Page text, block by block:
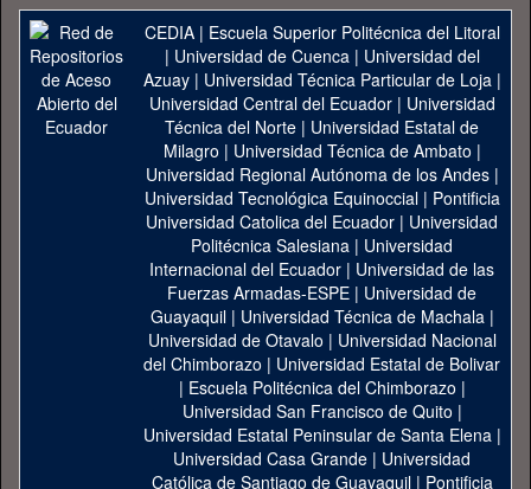
CEDIA| Escuela Superior Politécnica del Litoral
| Universidad de Cuenca| Universidad del
Azuay| Universidad Técnica Particular de Loja|
Universidad Central del Ecuador| Universidad
Técnica del Norte | Universidad Estatal de
Milagro | Universidad Técnica de Ambato |
Universidad Regional Autónoma de los Andes|
Universidad Tecnológica Equinoccial| Pontificia
Universidad Catolica del Ecuador | Universidad
Politécnica Salesiana | Universidad
Internacional del Ecuador | Universidad de las
Fuerzas Armadas-ESPE | Universidad de
Guayaquil| Universidad Técnica de Machala|
Universidad de Otavalo | Universidad Nacional
del Chimborazo | Universidad Estatal de Bolivar
| Escuela Politécnica del Chimborazo |
Universidad San Francisco de Quito |
Universidad Estatal Peninsular de Santa Elena|
Universidad Casa Grande | Universidad
Católica de Santiago de Guayaquil| Pontificia